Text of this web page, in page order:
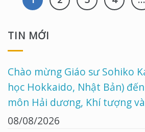
TIN MỚI
Chào mừng Giáo sư Sohiko
học Hokkaido, Nhật Bản)
môn Hải dương, Khí tượng
08/08/2026